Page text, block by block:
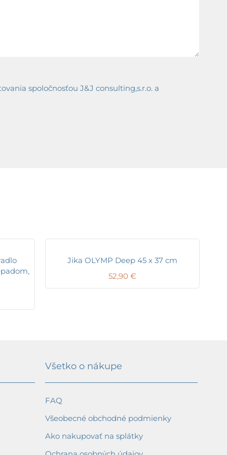
spoločnosťou J&J consulting,s.r.o. a
Jika OLYMP Deep 45 x 37 cm
52,90 €
Všetko o nákupe
FAQ
Všeobecné obchodné podmienky
Ako nakupovať na splátky